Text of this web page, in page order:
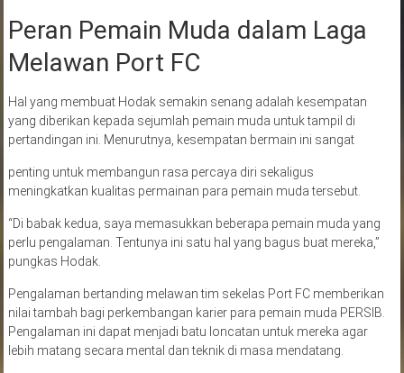
Peran Pemain Muda dalam Laga
Melawan Port FC
Hal yang membuat Hodak semakin senang adalah kesempatan
yang diberikan kepada sejumlah pemain muda untuk tampil di
pertandingan ini. Menurutnya, kesempatan bermain ini sangat
penting untuk membangun rasa percaya diri sekaligus
meningkatkan kualitas permainan para pemain muda tersebut.
“Di babak kedua, saya memasukkan beberapa pemain muda yang
perlu pengalaman. Tentunya ini satu hal yang bagus buat mereka,”
pungkas Hodak.
Pengalaman bertanding melawan tim sekelas Port FC memberikan
nilai tambah bagi perkembangan karier para pemain muda PERSIB.
Pengalaman ini dapat menjadi batu loncatan untuk mereka agar
lebih matang secara mental dan teknik di masa mendatang.